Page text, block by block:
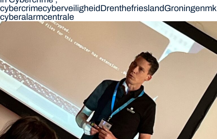
cybercrimecyberveiligheidDrenthefrieslandGroningen
cyberalarmcentrale